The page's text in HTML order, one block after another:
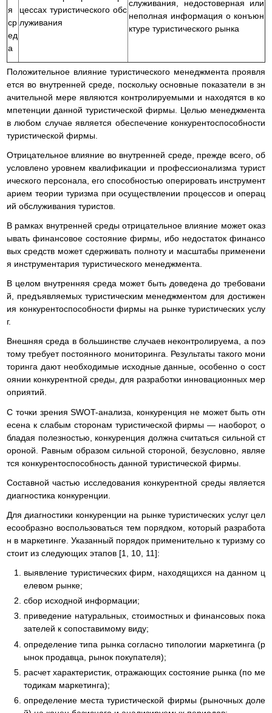
я
ср
ед
а
цессах туристического обс
луживания
служивания, недостоверная или
неполная информация о конъюн
ктуре туристического рынка
Положительное влияние туристического менеджмента проявля
ется во внутренней среде, поскольку основные показатели в зн
ачительной мере являются контролируемыми и находятся в ко
мпетенции данной туристической фирмы. Целью менеджмента
в любом случае является обеспечение конкурентоспособности
туристической фирмы.
Отрицательное влияние во внутренней среде, прежде всего, об
условлено уровнем квалификации и профессионализма турист
ического персонала, его способностью оперировать инструмент
арием теории туризма при осуществлении процессов и операц
ий обслуживания туристов.
В рамках внутренней среды отрицательное влияние может оказ
ывать финансовое состояние фирмы, ибо недостаток финансо
вых средств может сдерживать полноту и масштабы применени
я инструментария туристического менеджмента.
В целом внутренняя среда может быть доведена до требовани
й, предъявляемых туристическим менеджментом для достижен
ия конкурентоспособности фирмы на рынке туристических услу
г.
Внешняя среда в большинстве случаев неконтролируема, а поэ
тому требует постоянного мониторинга. Результаты такого мони
торинга дают необходимые исходные данные, особенно о сост
оянии конкурентной среды, для разработки инновационных мер
оприятий.
С точки зрения SWOT-анализа, конкуренция не может быть отн
есена к слабым сторонам туристической фирмы — наоборот, о
бладая полезностью, конкуренция должна считаться сильной ст
ороной. Равным образом сильной стороной, безусловно, являе
тся конкурентоспособность данной туристической фирмы.
Составной частью исследования конкурентной среды является
диагностика конкуренции.
Для диагностики конкуренции на рынке туристических услуг цел
есообразно воспользоваться тем порядком, который разработа
н в маркетинге. Указанный порядок применительно к туризму со
стоит из следующих этапов [1, 10, 11]:
выявление туристических фирм, находящихся на данном ц
елевом рынке;
сбор исходной информации;
приведение натуральных, стоимостных и финансовых пока
зателей к сопоставимому виду;
определение типа рынка согласно типологии маркетинга (р
ынок продавца, рынок покупателя);
расчет характеристик, отражающих состояние рынка (по ме
тодикам маркетинга);
определение места туристической фирмы (рыночных доле